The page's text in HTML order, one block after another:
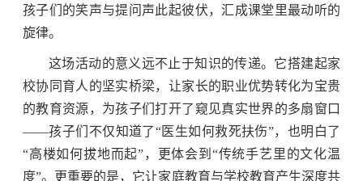
孩子们的笑声与提问声此起彼伏，汇成课堂里最动听的
旋律。
这场活动的意义远不止于知识的传递。它搭建起家
校协同育人的坚实桥梁，让家长的职业优势转化为宝贵
的教育资源，为孩子们打开了窥见真实世界的多扇窗口
——孩子们不仅知道了“医生如何救死扶伤”，也明白了
“高楼如何拔地而起”，更体会到“传统手艺里的文化温
度”。更重要的是，它让家庭教育与学校教育产生深度共